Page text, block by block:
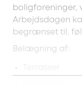
boligforeninger,
Arbejdsdagen
begrænset til,
Belægning af: